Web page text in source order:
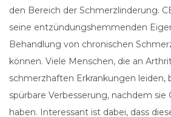
den Bereich der Schmerzlinderung.
seine entzündungshemmenden
Behandlung von chronischen
können. Viele Menschen, die an
schmerzhaften Erkrankungen leiden,
spürbare Verbesserung, nachdem
haben. Interessant ist dabei, dass